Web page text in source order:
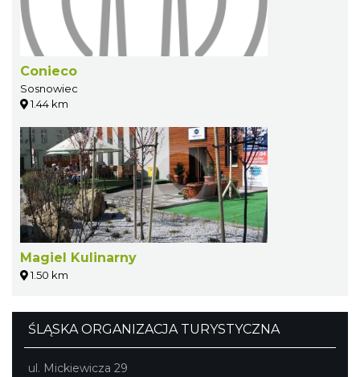
Conieco
Sosnowiec
1.44 km
Magiel Kulinarny
1.50 km
ŚLĄSKA ORGANIZACJA TURYSTYCZNA
ul. Mickiewicza 29